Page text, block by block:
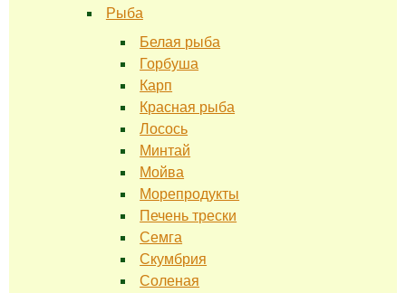
Рыба
Белая рыба
Горбуша
Карп
Красная рыба
Лосось
Минтай
Мойва
Морепродукты
Печень трески
Семга
Скумбрия
Соленая